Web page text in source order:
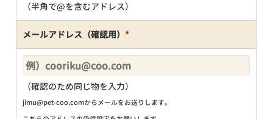
（半角で@を含むアドレス）
メールアドレス（確認用） *
（確認のため同じ物を入力）
jimu@pet-coo.comからメールをお送りします。